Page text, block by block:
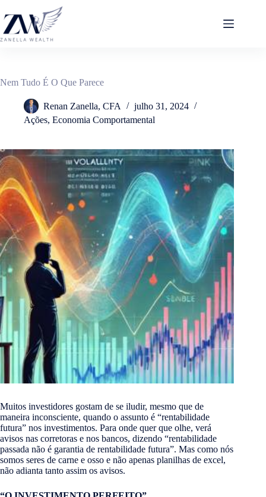
para
conteúdo
Nem Tudo É O Que Parece
Renan Zanella, CFA
julho 31, 2024
Ações, Economia Comportamental
Muitos investidores gostam de se iludir, mesmo que de
maneira inconsciente, quando o assunto é “rentabilidade
futura” nos investimentos. Para onde quer que olhe, verá
avisos nas corretoras e nos bancos, dizendo “rentabilidade
passada não é garantia de rentabilidade futura”. Mas como nós
somos seres de carne e osso e não apenas planilhas de excel,
não adianta tanto assim os avisos.